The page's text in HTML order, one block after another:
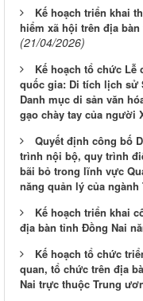
Kế hoạch triển khai
hiểm xã hội trên địa
(21/04/2026)
Kế hoạch tổ chức Lễ
quốc gia: Di tích lịch sử
Danh mục di sản văn
gạo chày tay của người
Quyết định công bố
trình nội bộ, quy trình
bãi bỏ trong lĩnh vực
năng quản lý của
Kế hoạch triển khai
địa bàn tỉnh Đồng Nai
Kế hoạch tổ chức
quan, tổ chức trên địa
Nai trực thuộc Trung